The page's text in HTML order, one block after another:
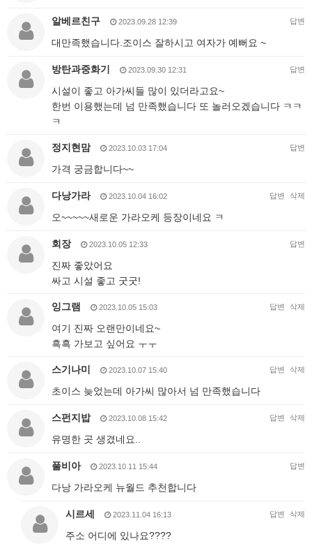
알베르친구 2023.09.28 12:39 답변
대만족했습니다.조이스 잘하시고 여자가 예뻐요 ~
방탄과중화기 2023.09.30 12:31 답변
시설이 좋고 아가씨들 많이 있더라고요~
한번 이용했는데 넘 만족했습니다 또 놀러오겠습니다 ㅋㅋ
ㅋ
정지현맘 2023.10.03 17:04 답변
가격 궁금합니다~~
다낭가라 2023.10.04 16:02 답변 삭제
오~~~~~새로운 가라오케 등장이네요 ㅋ
회장 2023.10.05 12:33 답변
진짜 좋았어요
싸고 시설 좋고 굿굿!
잉그램 2023.10.05 15:03 답변 삭제
여기 진짜 오랜만이네요~
흑흑 가보고 싶어요 ㅜㅜ
스기나미 2023.10.07 15:40 답변 삭제
초이스 늦었는데 아가씨 많아서 넘 만족했습니다
스펀지밥 2023.10.08 15:42 답변 삭제
유명한 곳 생겼네요..
풀비아 2023.10.11 15:44 답변
다낭 가라오케 뉴월드 추천합니다
시르세 2023.11.04 16:13 답변 삭제
주소 어디에 있나요????